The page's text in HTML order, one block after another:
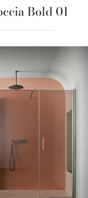
Bold 01